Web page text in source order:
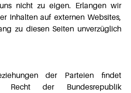
nicht zu eigen. Erlangen wir
Inhalten auf externen Websites,
zu diesen Seiten unverzüglich
der Parteien findet
Recht der Bundesrepublik